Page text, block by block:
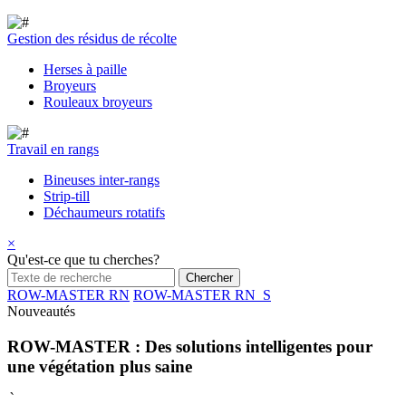
Gestion des résidus de récolte
Herses à paille
Broyeurs
Rouleaux broyeurs
Travail en rangs
Bineuses inter-rangs
Strip-till
Déchaumeurs rotatifs
×
Qu'est-ce que tu cherches?
ROW-MASTER RN ROW-MASTER RN_S
Nouveautés
ROW-MASTER : Des solutions intelligentes pour
une végétation plus saine